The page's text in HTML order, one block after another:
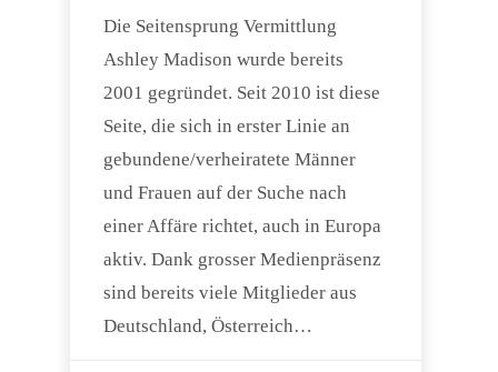
Die Seitensprung Vermittlung
Ashley Madison wurde bereits
2001 gegründet. Seit 2010 ist diese
Seite, die sich in erster Linie an
gebundene/verheiratete Männer
und Frauen auf der Suche nach
einer Affäre richtet, auch in Europa
aktiv. Dank grosser Medienpräsenz
sind bereits viele Mitglieder aus
Deutschland, Österreich…